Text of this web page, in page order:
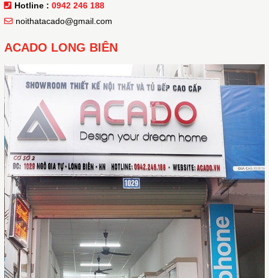
Hotline : 0942 246 188
noithatacado@gmail.com
ACADO LONG BIÊN